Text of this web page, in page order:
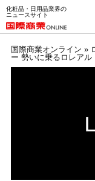
化粧品・日用品業界の
ニュースサイト
国際商業オンライン »
ー 勢いに乗るロレアル